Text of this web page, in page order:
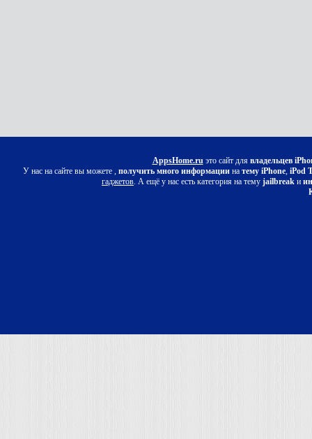
AppsHome.ruэто сайт для владельцев
У нас на сайте вы можете , получить много информациина тему iPhone,iPod
гаджетов. А ещё у нас есть категория на тему jailbreak и